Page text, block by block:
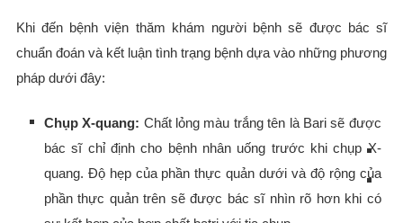
Khi đến bệnh viện thăm khám người bệnh sẽ được bác sĩ
chuẩn đoán và kết luận tình trạng bệnh dựa vào những phương
pháp dưới đây:
Chụp X-quang: Chất lỏng màu trắng tên là Bari sẽ được
bác sĩ chỉ định cho bệnh nhân uống trước khi chụp X-
quang. Độ hẹp của phần thực quản dưới và độ rộng của
phần thực quản trên sẽ được bác sĩ nhìn rõ hơn khi có